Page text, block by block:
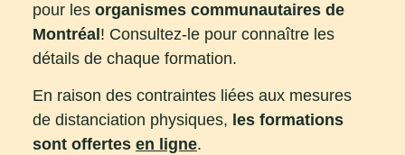
pour les organismes communautaires de
Montréal ! Consultez-le pour connaître les
détails de chaque formation.
En raison des contraintes liées aux mesures
de distanciation physiques, les formations
sont offertes en ligne.